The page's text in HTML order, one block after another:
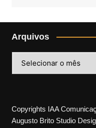
Arquivos
Copyrights IAA
Augusto Brito Studio